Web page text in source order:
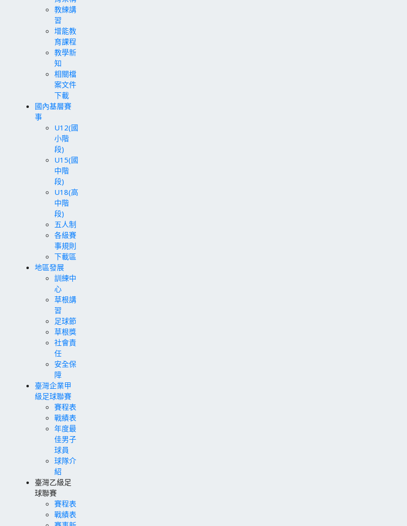
教練講
習
增能教
育課程
教學新
知
相關檔
案文件
下載
國內基層賽
事
U12(國
小階
段)
U15(國
中階
段)
U18(高
中階
段)
五人制
各級賽
事規則
下載區
地區發展
訓練中
心
草根講
習
足球節
草根獎
社會責
任
安全保
障
臺灣企業甲
級足球聯賽
賽程表
戰績表
年度最
佳男子
球員
球隊介
紹
臺灣乙級足
球聯賽
賽程表
戰績表